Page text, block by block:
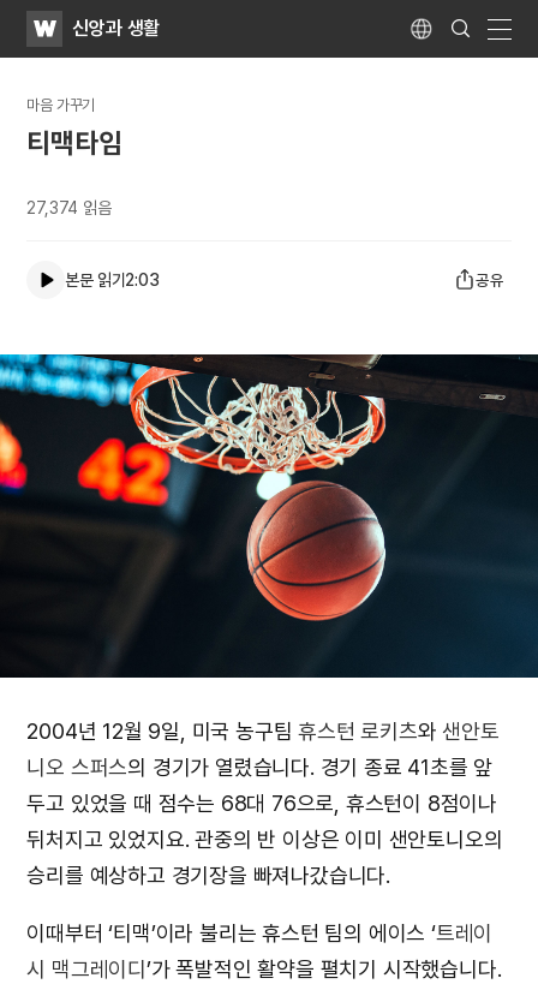
WATV신앙과 생활 Language
Search
Submit
마음 가꾸기
티맥타임
27,374 읽음
본문 읽기2:03 공유
2004년 12월 9일, 미국 농구팀휴스턴 로키츠와샌안토
니오 스퍼스의 경기가 열렸습니다. 경기 종료 41초를 앞
두고 있었을 때 점수는 68대 76으로, 휴스턴이 8점이나
뒤처지고 있었지요. 관중의 반 이상은 이미 샌안토니오의
승리를 예상하고 경기장을 빠져나갔습니다.
이때부터 ‘티맥’이라 불리는 휴스턴 팀의 에이스 ‘트레이
시 맥그레이디’가 폭발적인 활약을 펼치기 시작했습니다.